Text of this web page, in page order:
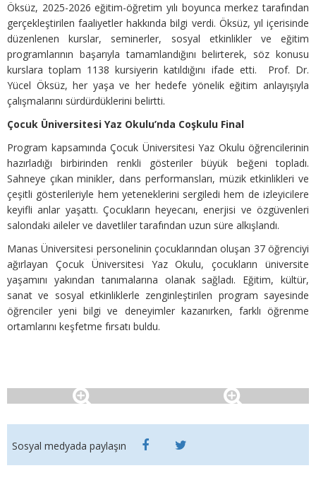
Öksüz, 2025-2026 eğitim-öğretim yılı boyunca merkez tarafından
gerçekleştirilen faaliyetler hakkında bilgi verdi. Öksüz, yıl içerisinde
düzenlenen kurslar, seminerler, sosyal etkinlikler ve eğitim
programlarının başarıyla tamamlandığını belirterek, söz konusu
kurslara toplam 1138 kursiyerin katıldığını ifade etti. Prof. Dr.
Yücel Öksüz, her yaşa ve her hedefe yönelik eğitim anlayışıyla
çalışmalarını sürdürdüklerini belirtti.
Çocuk Üniversitesi Yaz Okulu’nda Coşkulu Final
Program kapsamında Çocuk Üniversitesi Yaz Okulu öğrencilerinin
hazırladığı birbirinden renkli gösteriler büyük beğeni topladı.
Sahneye çıkan minikler, dans performansları, müzik etkinlikleri ve
çeşitli gösterileriyle hem yeteneklerini sergiledi hem de izleyicilere
keyifli anlar yaşattı. Çocukların heyecanı, enerjisi ve özgüvenleri
salondaki aileler ve davetliler tarafından uzun süre alkışlandı.
Manas Üniversitesi personelinin çocuklarından oluşan 37 öğrenciyi
ağırlayan Çocuk Üniversitesi Yaz Okulu, çocukların üniversite
yaşamını yakından tanımalarına olanak sağladı. Eğitim, kültür,
sanat ve sosyal etkinliklerle zenginleştirilen program sayesinde
öğrenciler yeni bilgi ve deneyimler kazanırken, farklı öğrenme
ortamlarını keşfetme fırsatı buldu.
Sosyal medyada paylaşın